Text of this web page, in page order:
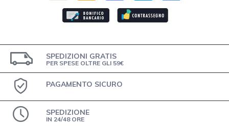
SPEDIZIONI GRATIS
PER SPESE OLTRE GLI 59€
PAGAMENTO SICURO
SPEDIZIONE
IN 24/48 ORE